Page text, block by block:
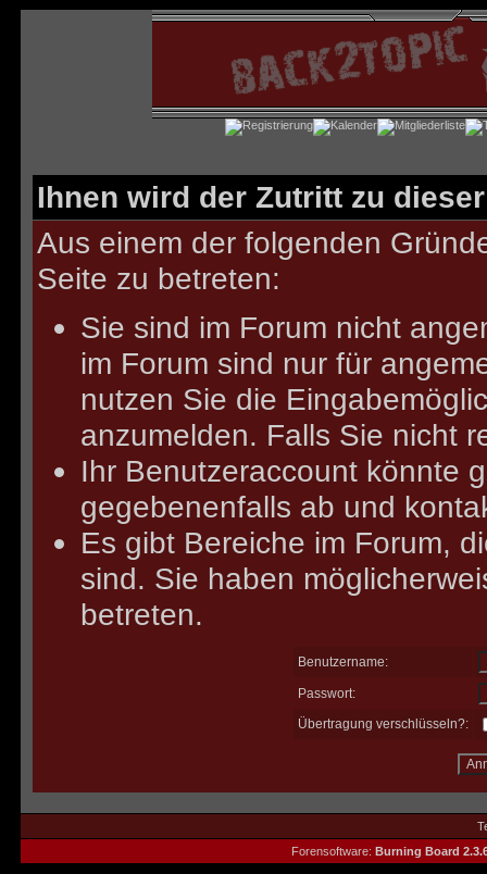
Ihnen wird der Zutritt zu
Aus einem der folgenden
Seite zu betreten:
Sie sind im Forum nicht
im Forum sind nur für
nutzen Sie die
anzumelden. Falls Sie nicht
Ihr Benutzeraccount könnte
gegebenenfalls ab und
Es gibt Bereiche im Forum,
sind. Sie haben
betreten.
Benutzername:
Passwort:
Übertragung verschlüsseln?:
Forensoftware: Burning Board